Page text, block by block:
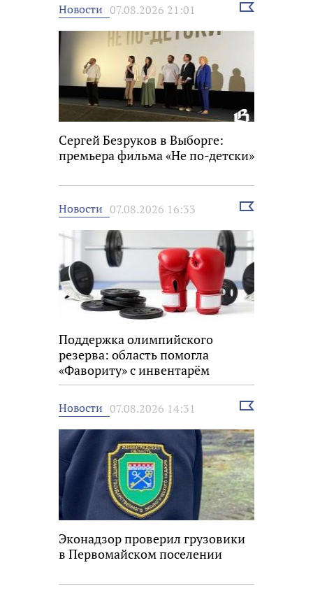
Новости 07.08.2026 21:01
Выбрать
Сергей Безруков в Выборге:
премьера фильма «Не по-детски»
Новости 07.08.2026 16:33
Выбрать
Поддержка олимпийского
резерва: область помогла
«Фавориту» с инвентарём
Новости 07.08.2026 14:31
Выбрать
Эконадзор проверил грузовики
в Первомайском поселении